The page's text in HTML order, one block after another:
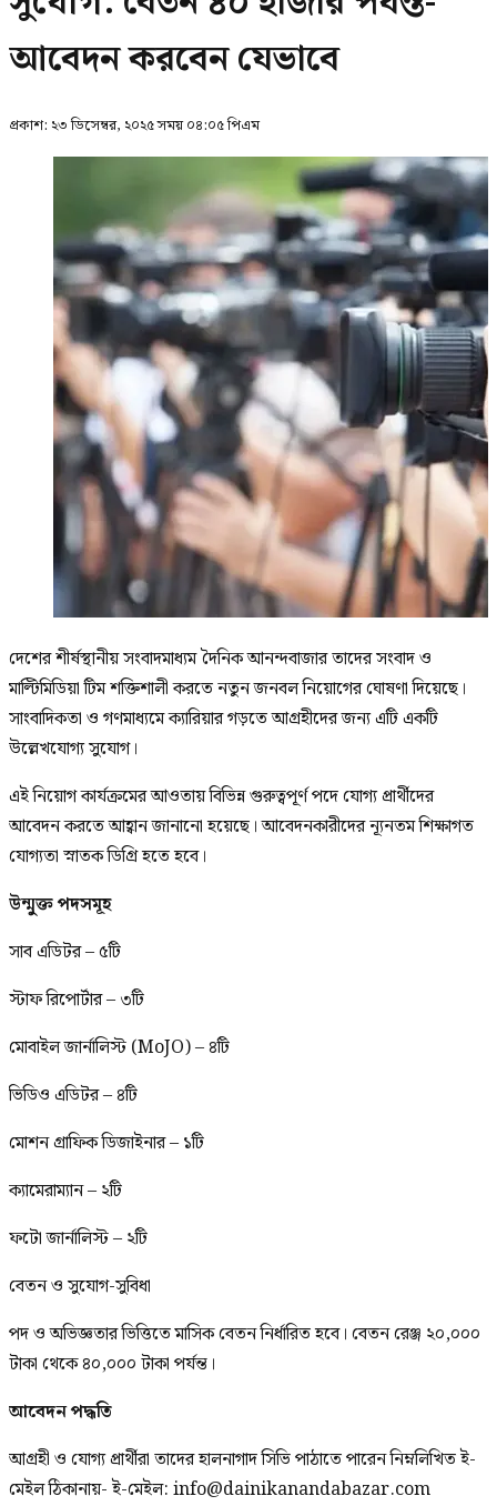
আবেদন করবেন যেভাবে
প্রকাশ: ২৩ ডিসেম্বর, ২০২৫ সময় ০৪:০৫ পিএম
দেশের শীর্ষস্থানীয় সংবাদমাধ্যম দৈনিক আনন্দবাজার তাদের সংবাদ ও
মাল্টিমিডিয়া টিম শক্তিশালী করতে নতুন জনবল নিয়োগের ঘোষণা দিয়েছে।
সাংবাদিকতা ও গণমাধ্যমে ক্যারিয়ার গড়তে আগ্রহীদের জন্য এটি একটি
উল্লেখযোগ্য সুযোগ।
এই নিয়োগ কার্যক্রমের আওতায় বিভিন্ন গুরুত্বপূর্ণ পদে যোগ্য প্রার্থীদের
আবেদন করতে আহ্বান জানানো হয়েছে। আবেদনকারীদের ন্যূনতম শিক্ষাগত
যোগ্যতা স্নাতক ডিগ্রি হতে হবে।
উন্মুক্ত পদসমূহ
সাব এডিটর – ৫টি
স্টাফ রিপোর্টার – ৩টি
মোবাইল জার্নালিস্ট (MoJO) – ৪টি
ভিডিও এডিটর – ৪টি
মোশন গ্রাফিক ডিজাইনার – ১টি
ক্যামেরাম্যান – ২টি
ফটো জার্নালিস্ট – ২টি
বেতন ও সুযোগ-সুবিধা
পদ ও অভিজ্ঞতার ভিত্তিতে মাসিক বেতন নির্ধারিত হবে। বেতন রেঞ্জ ২০,০০০
টাকা থেকে ৪০,০০০ টাকা পর্যন্ত।
আবেদন পদ্ধতি
আগ্রহী ও যোগ্য প্রার্থীরা তাদের হালনাগাদ সিভি পাঠাতে পারেন নিম্নলিখিত ই-
মেইল ঠিকানায়- ই-মেইল: info@dainikanandabazar.com